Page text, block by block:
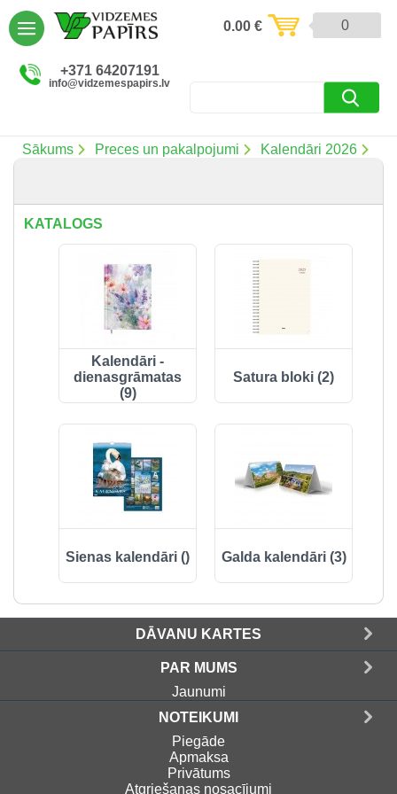
+371 64207191
info@vidzemespapirs.lv
0
0.00€
Sākums Preces un pakalpojumi Kalendāri 2026
KATALOGS
Kalendāri -
dienasgrāmatas
(9)
Satura bloki (2)
Sienas kalendāri () Galda kalendāri (3)
DĀVANU KARTES
PAR MUMS
Jaunumi
NOTEIKUMI
Piegāde
Apmaksa
Privātums
Atgriešanas nosacījumi
AIZVĒRT
Atlaides (12)
Ielogoties